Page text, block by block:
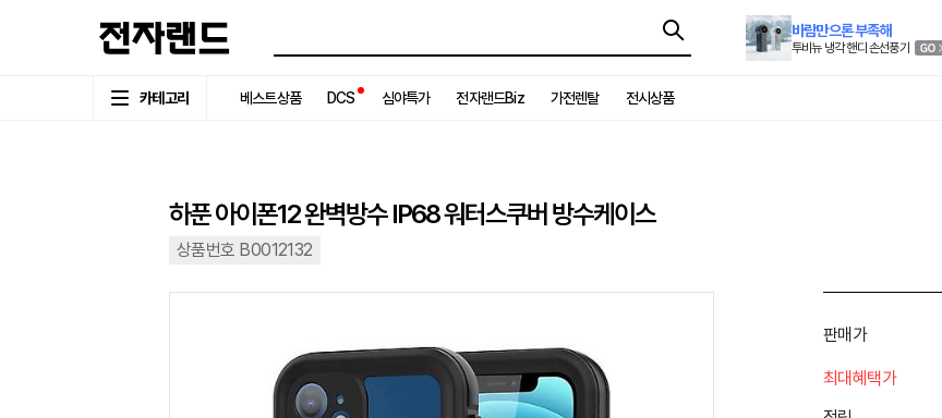
바람만으론 부족해
투비뉴 냉각 핸디 손선풍기
카테고리 베스트상품 DCS 심야특가 전자랜드Biz 가전렌탈 전시상품
하푼 아이폰12 완벽방수 IP68 워터스쿠버 방수케이스
상품번호 B0012132
판매가
최대혜택가